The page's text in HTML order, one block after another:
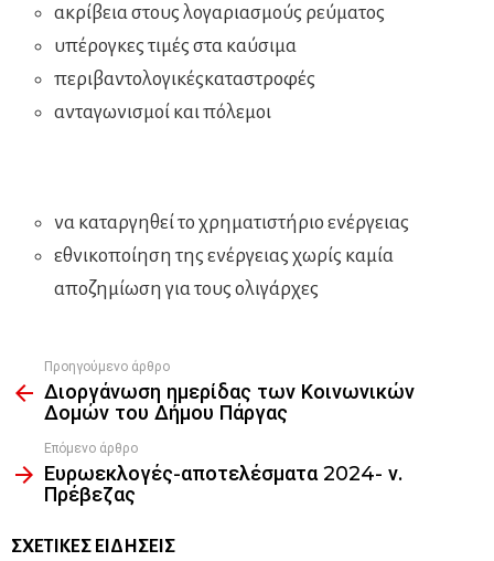
ακρίβεια στους λογαριασμούς ρεύματος
υπέρογκες τιμές στα καύσιμα
περιβαντολογικέςκαταστροφές
ανταγωνισμοί και πόλεμοι
να καταργηθεί το χρηματιστήριο ενέργειας
εθνικοποίηση της ενέργειας χωρίς καμία
αποζημίωση για τους ολιγάρχες
more
Προηγούμενο άρθρο
Διοργάνωση ημερίδας των Κοινωνικών
Δομών του Δήμου Πάργας
Επόμενο άρθρο
Ευρωεκλογές-αποτελέσματα 2024- ν.
Πρέβεζας
ΣΧΕΤΙΚΈΣ ΕΙΔΉΣΕΙΣ